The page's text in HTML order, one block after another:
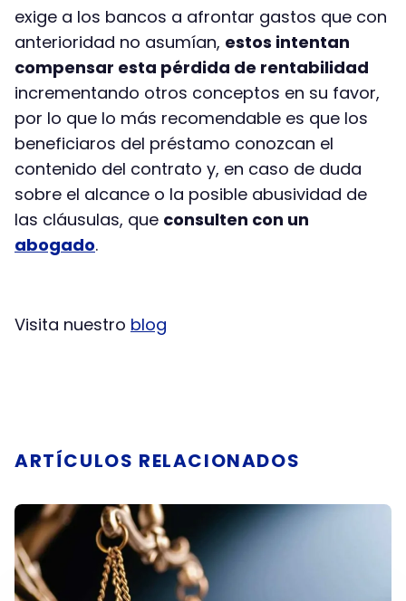
exige a los bancos a afrontar gastos que con
anterioridad no asumían, estos intentan
compensar esta pérdida de rentabilidad
incrementando otros conceptos en su favor,
por lo que lo más recomendable es que los
beneficiaros del préstamo conozcan el
contenido del contrato y, en caso de duda
sobre el alcance o la posible abusividad de
las cláusulas, que consulten con un
abogado.
Visita nuestro blog
ARTÍCULOS RELACIONADOS